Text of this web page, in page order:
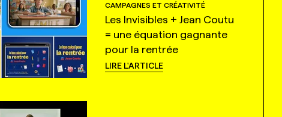
CAMPAGNES ET CRÉATIVITÉ
Les Invisibles + Jean Coutu
= une équation gagnante
pour la rentrée
LIRE L'ARTICLE